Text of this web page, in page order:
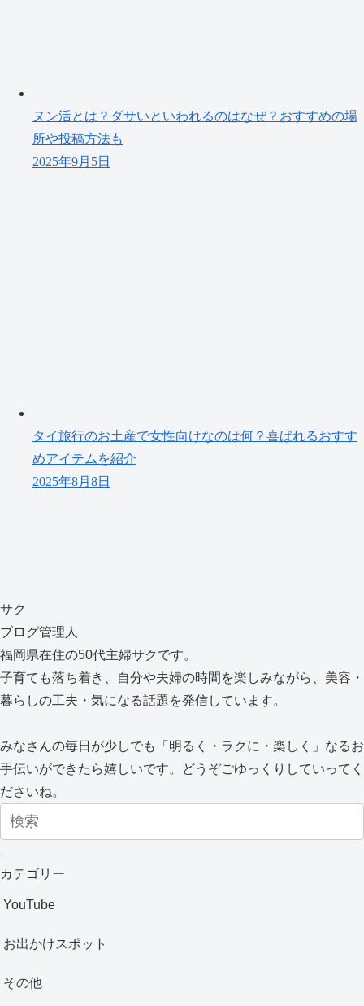
ヌン活とは？ダサいといわれるのはなぜ？おすすめの場
所や投稿方法も
2025年9月5日
タイ旅行のお土産で女性向けなのは何？喜ばれるおすす
めアイテムを紹介
2025年8月8日
サク
ブログ管理人
福岡県在住の50代主婦サクです。
子育ても落ち着き、自分や夫婦の時間を楽しみながら、美容・
暮らしの工夫・気になる話題を発信しています。
みなさんの毎日が少しでも「明るく・ラクに・楽しく」なるお
手伝いができたら嬉しいです。どうぞごゆっくりしていってく
ださいね。
カテゴリー
YouTube
お出かけスポット
その他